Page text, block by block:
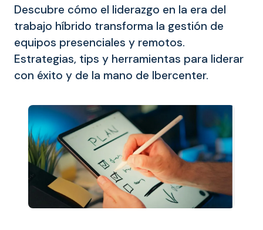
Descubre cómo el liderazgo en la era del
trabajo híbrido transforma la gestión de
equipos presenciales y remotos.
Estrategias, tips y herramientas para liderar
con éxito y de la mano de Ibercenter.